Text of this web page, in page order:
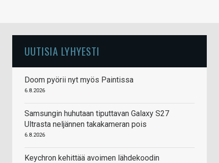
UUTISIA LYHYESTI
Doom pyörii nyt myös Paintissa
6.8.2026
Samsungin huhutaan tiputtavan Galaxy S27
Ultrasta neljännen takakameran pois
6.8.2026
Keychron kehittää avoimen lähdekoodin